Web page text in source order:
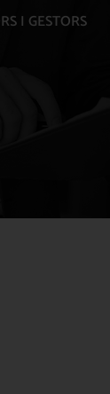
I GESTORS